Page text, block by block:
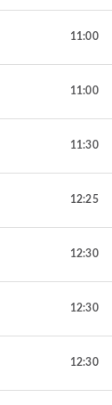
11:00
11:00
11:30
12:25
12:30
12:30
12:30